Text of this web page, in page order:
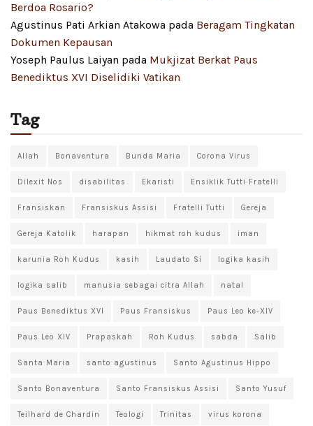
Berdoa Rosario?
Agustinus Pati Arkian Atakowa pada Beragam Tingkatan
Dokumen Kepausan
Yoseph Paulus Laiyan pada Mukjizat Berkat Paus
Benediktus XVI Diselidiki Vatikan
Tag
Allah Bonaventura Bunda Maria Corona Virus
Dilexit Nos disabilitas Ekaristi Ensiklik Tutti Fratelli
Fransiskan Fransiskus Assisi Fratelli Tutti Gereja
Gereja Katolik harapan hikmat roh kudus iman
karunia Roh Kudus kasih Laudato Si logika kasih
logika salib manusia sebagai citra Allah natal
Paus Benediktus XVI Paus Fransiskus Paus Leo ke-XIV
Paus Leo XIV Prapaskah Roh Kudus sabda Salib
Santa Maria santo agustinus Santo Agustinus Hippo
Santo Bonaventura Santo Fransiskus Assisi Santo Yusuf
Teilhard de Chardin Teologi Trinitas virus korona